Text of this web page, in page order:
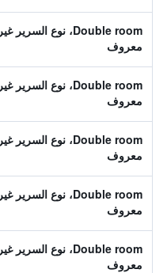
Double room، نوع السرير غير
معروف
Double room، نوع السرير غير
معروف
Double room، نوع السرير غير
معروف
Double room، نوع السرير غير
معروف
Double room، نوع السرير غير
معروف